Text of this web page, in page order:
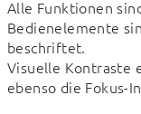
Alle Funktionen
Bedienelemente
beschriftet.
Visuelle Kontraste
ebenso die Fokus-